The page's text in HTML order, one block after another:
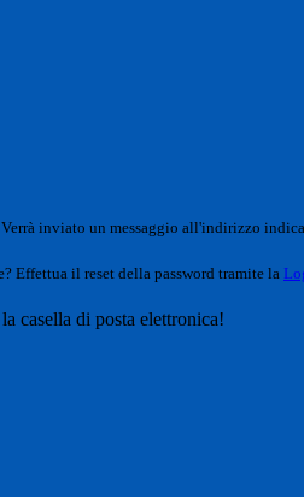
Verrà inviato un messaggio all'indirizzo
Effettua il reset della password tramite la
casella di posta elettronica!